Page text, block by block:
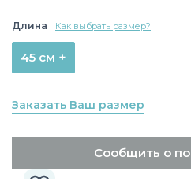
Длина Как выбрать размер?
45 см +
Заказать Ваш размер
Сообщить о